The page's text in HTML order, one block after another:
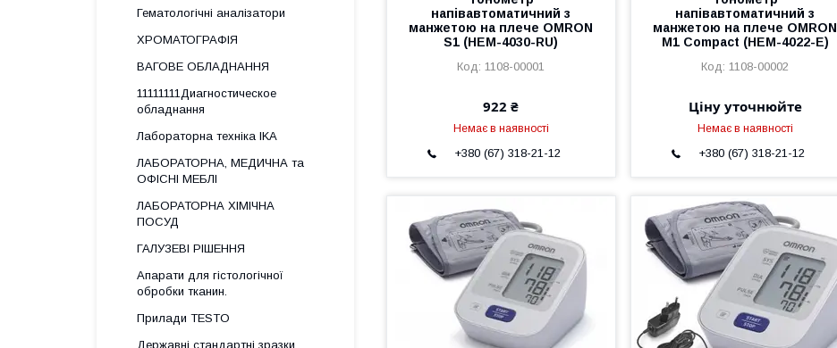
напівавтоматичний з
манжетою на плече OMRON
S1 (НЕМ-4030-RU)
1108-00001
922 ₴
Немає в наявності
+380 (67) 318-21-12
напівавтоматичний з
манжетою на плече OMRON
M1 Compact (HEM-4022-E)
1108-00002
Ціну уточнюйте
Немає в наявності
+380 (67) 318-21-12
Гематологічні аналізатори
ХРОМАТОГРАФІЯ
ВАГОВЕ ОБЛАДНАННЯ
11111111Диагностическое
обладнання
Лабораторна техніка IKA
ЛАБОРАТОРНА, МЕДИЧНА та
ОФІСНІ МЕБЛІ
ЛАБОРАТОРНА ХІМІЧНА
ПОСУД
ГАЛУЗЕВІ РІШЕННЯ
Апарати для гістологічної
обробки тканин.
Прилади TESTO
Державні стандартні зразки